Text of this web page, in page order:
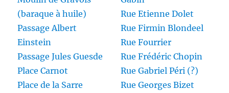
(baraque à huile)
Passage Albert
Einstein
Passage Jules Guesde
Place Carnot
Place de la Sarre
Rue Etienne Dolet
Rue Firmin Blondeel
Rue Fourrier
Rue Frédéric Chopin
Rue Gabriel Péri (?)
Rue Georges Bizet